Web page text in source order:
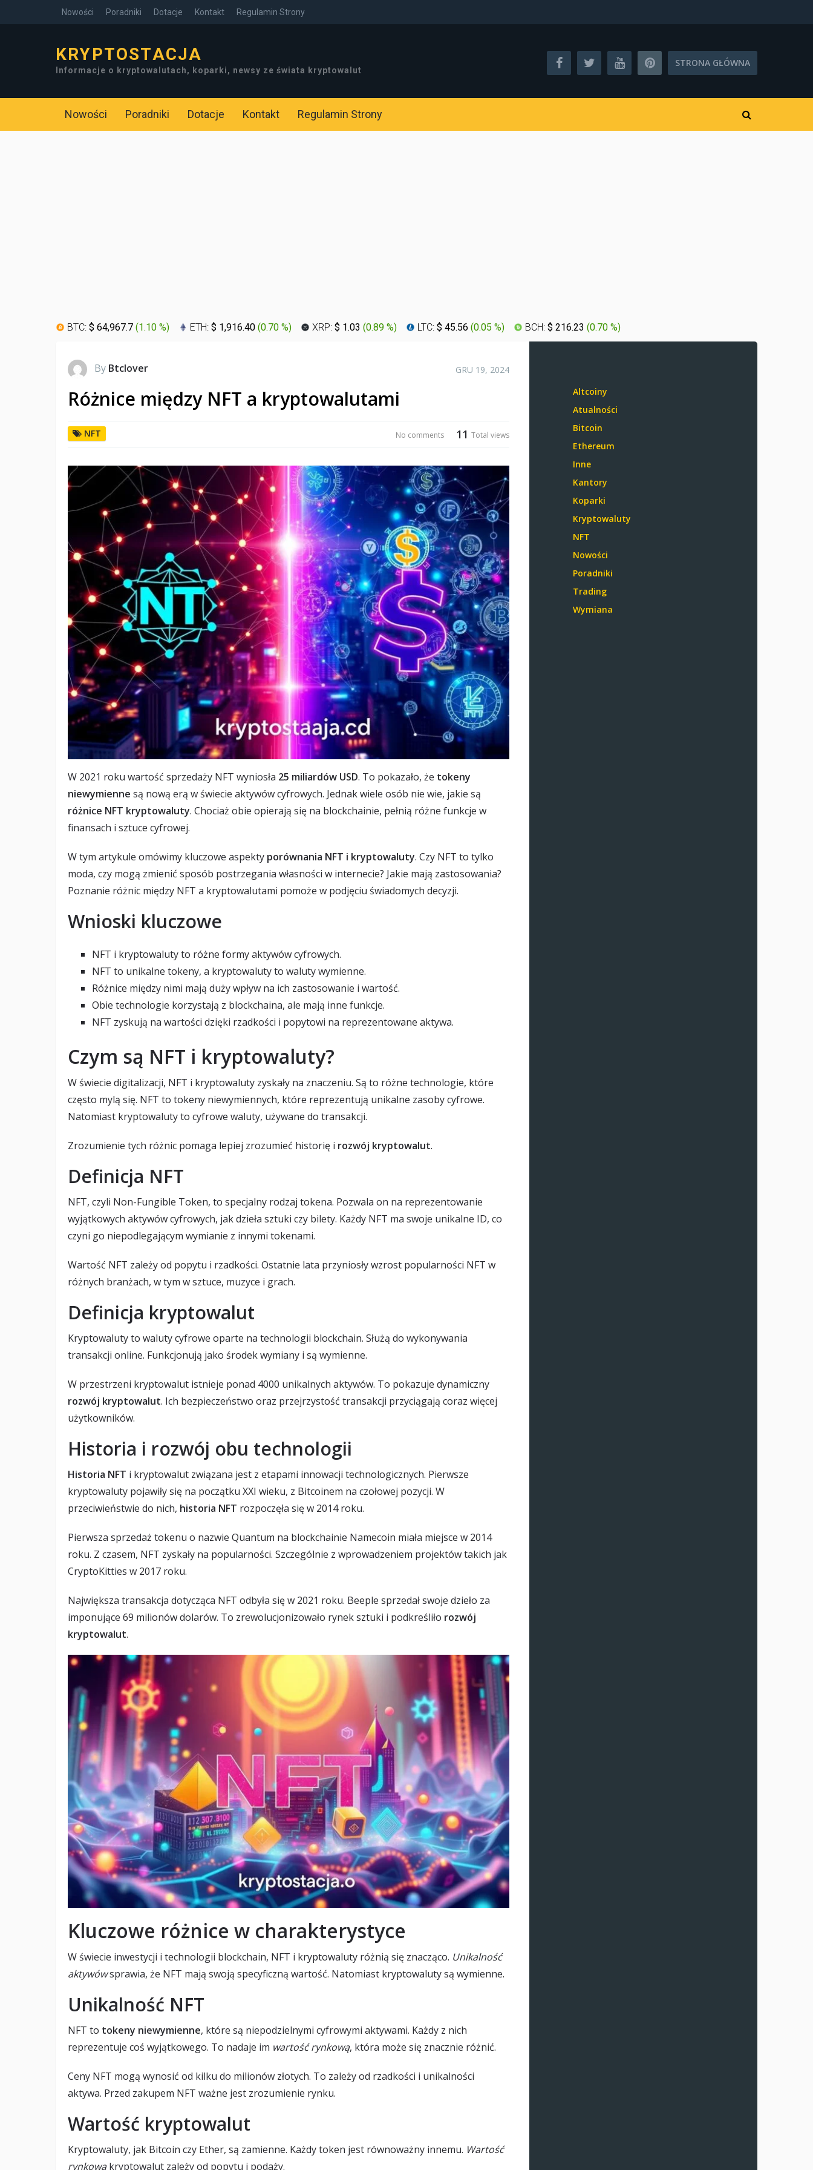
Nowości Poradniki Dotacje Kontakt Regulamin Strony
KRYPTOSTACJA
Informacje o kryptowalutach, koparki, newsy ze świata kryptowalut
STRONA GŁÓWNA
Nowości Poradniki Dotacje Kontakt Regulamin Strony
BTC: $ 64,967.7 (1.10 %) ETH: $ 1,916.40 (0.70 %) XRP: $ 1.03 (0.89 %) LTC: $ 45.56 (0.05 %) BCH: $ 216.23 (0.70 %)
By Btclover GRU 19, 2024
Różnice między NFT a kryptowalutami
NFT 11 Total views
No comments
W 2021 roku wartość sprzedaży NFT wyniosła 25 miliardów USD. To pokazało, że tokeny
niewymienne są nową erą w świecie aktywów cyfrowych. Jednak wiele osób nie wie, jakie są
różnice NFT kryptowaluty. Chociaż obie opierają się na blockchainie, pełnią różne funkcje w
finansach i sztuce cyfrowej.
W tym artykule omówimy kluczowe aspekty porównania NFT i kryptowaluty. Czy NFT to tylko
moda, czy mogą zmienić sposób postrzegania własności w internecie? Jakie mają zastosowania?
Poznanie różnic między NFT a kryptowalutami pomoże w podjęciu świadomych decyzji.
Wnioski kluczowe
NFT i kryptowaluty to różne formy aktywów cyfrowych.
NFT to unikalne tokeny, a kryptowaluty to waluty wymienne.
Różnice między nimi mają duży wpływ na ich zastosowanie i wartość.
Obie technologie korzystają z blockchaina, ale mają inne funkcje.
NFT zyskują na wartości dzięki rzadkości i popytowi na reprezentowane aktywa.
Czym są NFT i kryptowaluty?
W świecie digitalizacji, NFT i kryptowaluty zyskały na znaczeniu. Są to różne technologie, które
często mylą się. NFT to tokeny niewymiennych, które reprezentują unikalne zasoby cyfrowe.
Natomiast kryptowaluty to cyfrowe waluty, używane do transakcji.
Zrozumienie tych różnic pomaga lepiej zrozumieć historię i rozwój kryptowalut.
Definicja NFT
NFT, czyli Non-Fungible Token, to specjalny rodzaj tokena. Pozwala on na reprezentowanie
wyjątkowych aktywów cyfrowych, jak dzieła sztuki czy bilety. Każdy NFT ma swoje unikalne ID, co
czyni go niepodlegającym wymianie z innymi tokenami.
Wartość NFT zależy od popytu i rzadkości. Ostatnie lata przyniosły wzrost popularności NFT w
różnych branżach, w tym w sztuce, muzyce i grach.
Definicja kryptowalut
Kryptowaluty to waluty cyfrowe oparte na technologii blockchain. Służą do wykonywania
transakcji online. Funkcjonują jako środek wymiany i są wymienne.
W przestrzeni kryptowalut istnieje ponad 4000 unikalnych aktywów. To pokazuje dynamiczny
rozwój kryptowalut. Ich bezpieczeństwo oraz przejrzystość transakcji przyciągają coraz więcej
użytkowników.
Historia i rozwój obu technologii
Historia NFT i kryptowalut związana jest z etapami innowacji technologicznych. Pierwsze
kryptowaluty pojawiły się na początku XXI wieku, z Bitcoinem na czołowej pozycji. W
przeciwieństwie do nich, historia NFT rozpoczęła się w 2014 roku.
Pierwsza sprzedaż tokenu o nazwie Quantum na blockchainie Namecoin miała miejsce w 2014
roku. Z czasem, NFT zyskały na popularności. Szczególnie z wprowadzeniem projektów takich jak
CryptoKitties w 2017 roku.
Największa transakcja dotycząca NFT odbyła się w 2021 roku. Beeple sprzedał swoje dzieło za
imponujące 69 milionów dolarów. To zrewolucjonizowało rynek sztuki i podkreśliło rozwój
kryptowalut.
Kluczowe różnice w charakterystyce
W świecie inwestycji i technologii blockchain, NFT i kryptowaluty różnią się znacząco. Unikalność
aktywówsprawia, że NFT mają swoją specyficzną wartość. Natomiast kryptowaluty są wymienne.
Unikalność NFT
NFT to tokeny niewymienne, które są niepodzielnymi cyfrowymi aktywami. Każdy z nich
reprezentuje coś wyjątkowego. To nadaje im wartość rynkową, która może się znacznie różnić.
Ceny NFT mogą wynosić od kilku do milionów złotych. To zależy od rzadkości i unikalności
aktywa. Przed zakupem NFT ważne jest zrozumienie rynku.
Wartość kryptowalut
Kryptowaluty, jak Bitcoin czy Ether, są zamienne. Każdy token jest równoważny innemu. Wartość
rynkowakryptowalut zależy od popytu i podaży.
Altcoiny
Atualności
Bitcoin
Ethereum
Inne
Kantory
Koparki
Kryptowaluty
NFT
Nowości
Poradniki
Trading
Wymiana